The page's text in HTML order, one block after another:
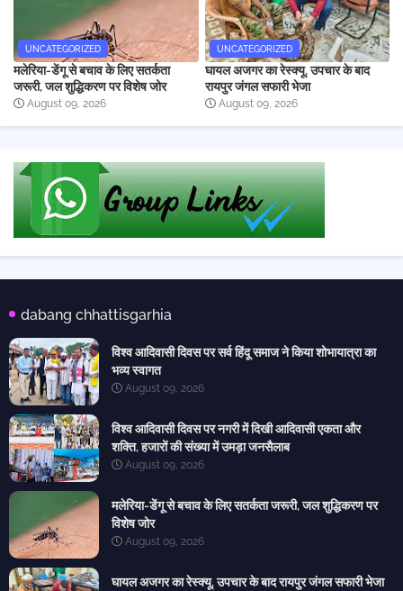
UNCATEGORIZED
मलेरिया-डेंगू से बचाव के लिए सतर्कता
जरूरी, जल शुद्धिकरण पर विशेष जोर
August 09, 2026
UNCATEGORIZED
घायल अजगर का रेस्क्यू, उपचार के बाद
रायपुर जंगल सफारी भेजा
August 09, 2026
dabang chhattisgarhia
विश्व आदिवासी दिवस पर सर्व हिंदू समाज ने किया शोभायात्रा का
भव्य स्वागत
August 09, 2026
विश्व आदिवासी दिवस पर नगरी में दिखी आदिवासी एकता और
शक्ति, हजारों की संख्या में उमड़ा जनसैलाब
August 09, 2026
मलेरिया-डेंगू से बचाव के लिए सतर्कता जरूरी, जल शुद्धिकरण पर
विशेष जोर
August 09, 2026
घायल अजगर का रेस्क्यू, उपचार के बाद रायपुर जंगल सफारी भेजा